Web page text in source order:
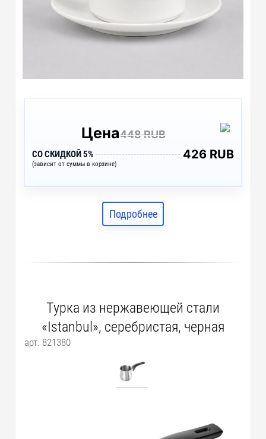
Цена448 RUB
СО СКИДКОЙ 5%
(зависит от суммы в корзине)
426 RUB
Подробнее
Турка из нержавеющей стали
«Istanbul», серебристая, черная
арт. 821380